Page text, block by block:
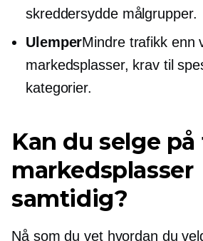
skreddersydde målgrupper.
UlemperMindre trafikk enn
markedsplasser, krav til
kategorier.
Kan du selge på
markedsplasser
samtidig?
Nå som du vet hvordan du